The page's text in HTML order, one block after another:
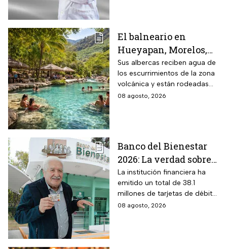
El balneario en
Hueyapan, Morelos,
que combina albercas
cristalinas con la
naturaleza del volcán
Popocatépetl y cuesta
Sus albercas reciben agua de
los escurrimientos de la zona
volcánica y están rodeadas
de vegetación, áreas verdes y
08 agosto, 2026
Banco del Bienestar
2026: La verdad sobre
entrar a Buró de
Crédito por tenerla
La institución financiera ha
emitido un total de 38.1
millones de tarjetas de débito
para la dispersión de los
08 agosto, 2026